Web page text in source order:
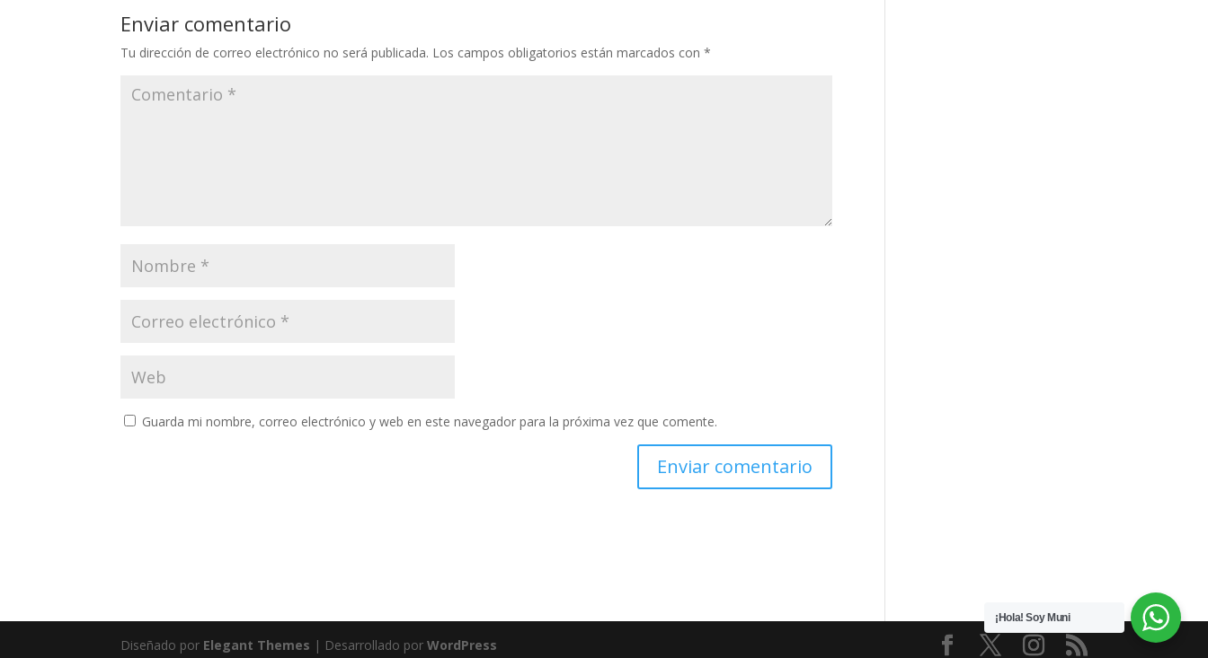
Enviar comentario
Tu dirección de correo electrónico no será publicada. Los campos obligatorios están marcados con*
Guarda mi nombre, correo electrónico y web en este navegador para la próxima vez que comente.
Diseñado por Elegant Themes | Desarrollado porWordPress
¡Hola! Soy Muni